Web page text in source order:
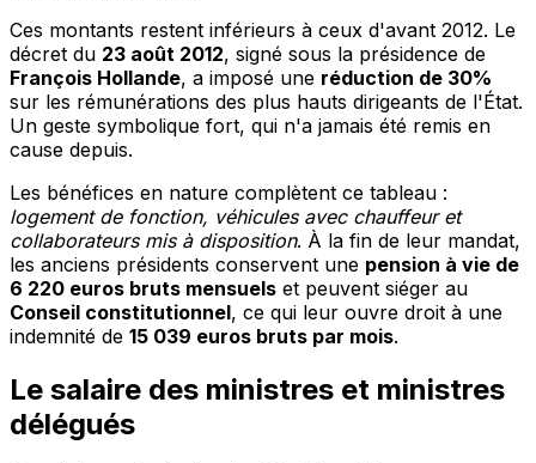
Ces montants restent inférieurs à ceux d'avant 2012. Le
décret du 23 août 2012, signé sous la présidence de
François Hollande, a imposé une réduction de 30%
sur les rémunérations des plus hauts dirigeants de l'État.
Un geste symbolique fort, qui n'a jamais été remis en
cause depuis.
Les bénéfices en nature complètent ce tableau :
logement de fonction, véhicules avec chauffeur et
collaborateurs mis à disposition. À la fin de leur mandat,
les anciens présidents conservent une pension à vie de
6 220 euros bruts mensuels et peuvent siéger au
Conseil constitutionnel, ce qui leur ouvre droit à une
indemnité de 15 039 euros bruts par mois.
Le salaire des ministres et ministres
délégués